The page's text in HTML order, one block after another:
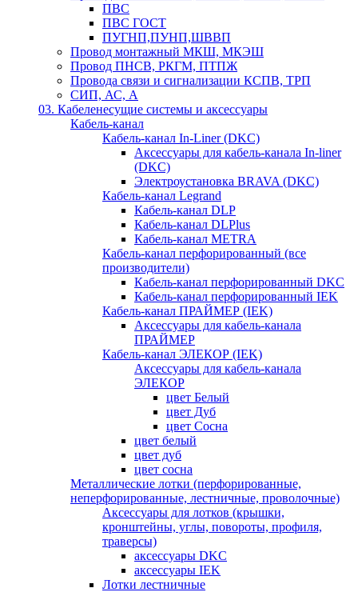
ПВС
ПВС ГОСТ
ПУГНП,ПУНП,ШВВП
Провод монтажный МКШ, МКЭШ
Провод ПНСВ, РКГМ, ПТПЖ
Провода связи и сигнализации КСПВ, ТРП
СИП, АС, А
03. Кабеленесущие системы и аксессуары
Кабель-канал
Кабель-канал In-Liner (DKC)
Аксессуары для кабель-канала In-liner
(DKC)
Электроустановка BRAVA (DKC)
Кабель-канал Legrand
Кабель-канал DLP
Кабель-канал DLPlus
Кабель-канал METRA
Кабель-канал перфорированный (все
производители)
Кабель-канал перфорированный DKC
Кабель-канал перфорированный IEK
Кабель-канал ПРАЙМЕР (IEK)
Аксессуары для кабель-канала
ПРАЙМЕР
Кабель-канал ЭЛЕКОР (IEK)
Аксессуары для кабель-канала
ЭЛЕКОР
цвет Белый
цвет Дуб
цвет Сосна
цвет белый
цвет дуб
цвет сосна
Металлические лотки (перфорированные,
неперфорированные, лестничные, проволочные)
Аксессуары для лотков (крышки,
кронштейны, углы, повороты, профиля,
траверсы)
аксессуары DKC
аксессуары IEK
Лотки лестничные